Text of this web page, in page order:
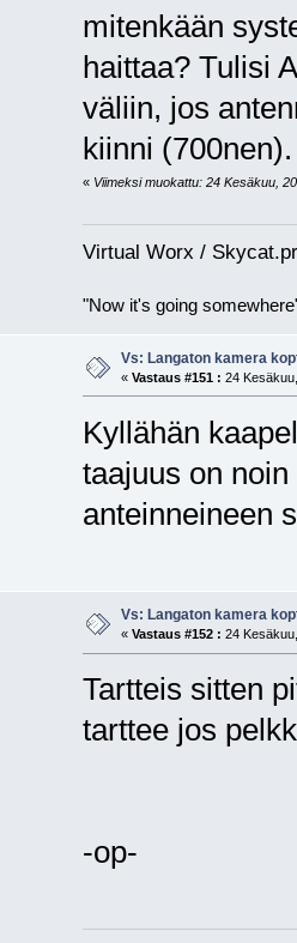
mitenkään
haittaa? Tulisi
väliin, jos
kiinni (700nen).
« Viimeksi muokattu: 24 Kesäkuu,
Virtual Worx /
"Now it's going
Vs: Langaton kamera
« Vastaus #151 : 24
Kyllähän
taajuus on
anteinneineen
Vs: Langaton kamera
« Vastaus #152 : 24
Tartteis sitten
tarttee jos
-op-